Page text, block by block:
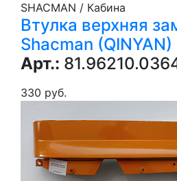
SHACMAN / Кабина
Втулка верхняя
Shacman (QINYAN)
Арт.:
330 руб.